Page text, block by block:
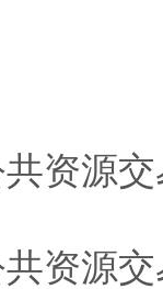
资源
资源